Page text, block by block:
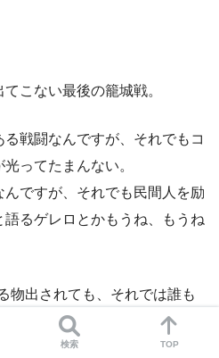
こない最後の籠城戦。
戦闘なんですが、それでもコ
ってたまんない。
ですが、それでも民間人を励
語るゲレロとかもうね、もうね
物出されても、それでは誰も
の実力の魅せ方として素晴ら
検索 TOP